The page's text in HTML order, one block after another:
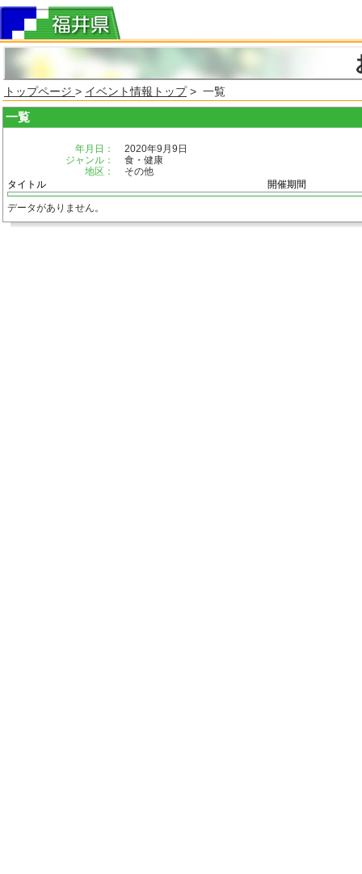
トップページ > イベント情報トップ> 一覧
一覧
年月日：
2020年9月9日
ジャンル：
食・健康
地区：
その他
タイトル
開催期間
データがありません。